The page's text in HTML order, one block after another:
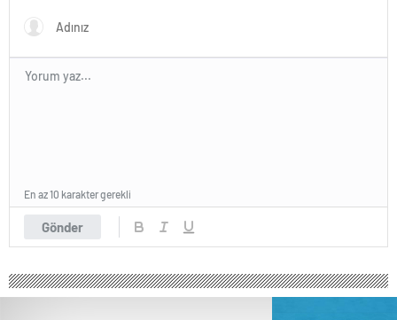
Gönder
En az 10 karakter gerekli